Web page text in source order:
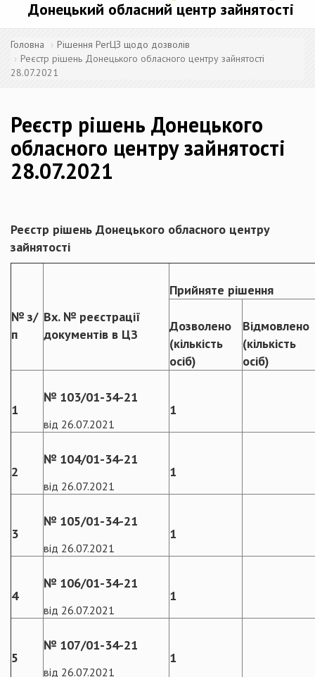
Донецький обласний центр зайнятості
Головна
Рішення РегЦЗ щодо дозволів
Реєстр рішень Донецького обласного центру зайнятості
28.07.2021
Реєстр рішень Донецького
обласного центру зайнятості
28.07.2021
Реєстр рішень Донецького обласного центру
зайнятості
№ з/
п
Вх. № реєстрації
документів в ЦЗ
Прийняте рішення
Дозволено
(кількість
осіб)
Відмовлено
(кількість
осіб)
1
№ 103/01-34-21
від 26.07.2021
1
2
№ 104/01-34-21
від 26.07.2021
1
3
№ 105/01-34-21
від 26.07.2021
1
4
№ 106/01-34-21
від 26.07.2021
1
5
№ 107/01-34-21
від 26.07.2021
1